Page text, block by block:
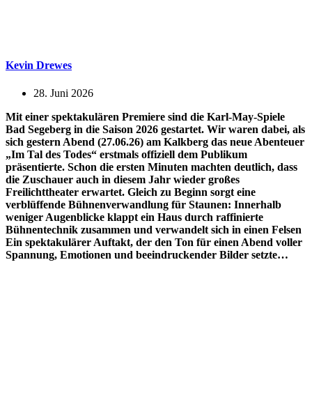
Kevin Drewes
28. Juni 2026
Mit einer spektakulären Premiere sind die Karl-May-Spiele
Bad Segeberg in die Saison 2026 gestartet. Wir waren dabei, als
sich gestern Abend (27.06.26) am Kalkberg das neue Abenteuer
„Im Tal des Todes“ erstmals offiziell dem Publikum
präsentierte. Schon die ersten Minuten machten deutlich, dass
die Zuschauer auch in diesem Jahr wieder großes
Freilichttheater erwartet. Gleich zu Beginn sorgt eine
verblüffende Bühnenverwandlung für Staunen: Innerhalb
weniger Augenblicke klappt ein Haus durch raffinierte
Bühnentechnik zusammen und verwandelt sich in einen Felsen
Ein spektakulärer Auftakt, der den Ton für einen Abend voller
Spannung, Emotionen und beeindruckender Bilder setzte…